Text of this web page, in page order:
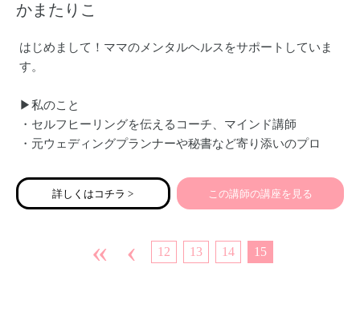
かまたりこ
はじめまして！ママのメンタルヘルスをサポートしていま
す。
▶私のこと
・セルフヒーリングを伝えるコーチ、マインド講師
・元ウェディングプランナーや秘書など寄り添いのプロ
詳しくはコチラ > この講師の講座を見る
« ‹ 12 13 14 15